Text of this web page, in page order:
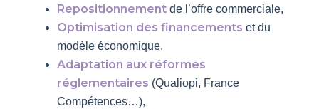
Repositionnement de l’offre commerciale,
Optimisation des financements et du
modèle économique,
Adaptation aux réformes
réglementaires (Qualiopi, France
Compétences…),